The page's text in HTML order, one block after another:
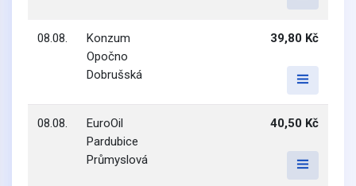
08.08.
Konzum
Opočno
Dobrušská
39,80 Kč
08.08.
EuroOil
Pardubice
Průmyslová
40,50 Kč